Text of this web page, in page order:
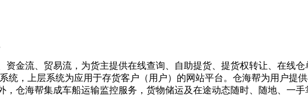
金流、贸易流，为货主提供在线查询、自助提货、提货权转让、在线
统，上层系统为应用于存货客户（用户）的网站平台。仓海帮为用户提
仓海帮集成车船运输监控服务，货物储运及在途动态随时、随地、一手